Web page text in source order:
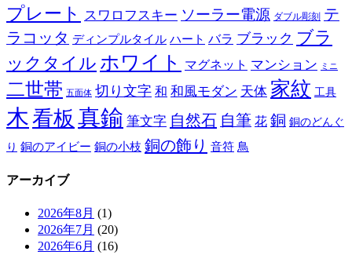
プレート
スワロフスキー ソーラー電源 ダブル彫刻 テ
ラコッタ ディンプルタイル ハート バラ ブラック ブラ
ックタイル ホワイト マグネット マンション ミニ
二世帯 五面体 切り文字 和 和風モダン 天体 家紋 工具
木看板 真鍮 筆文字 自然石 自筆 花 銅 銅のどんぐ
り 銅のアイビー 銅の小枝 銅の飾り 音符 鳥
アーカイブ
2026年8月 (1)
2026年7月 (20)
2026年6月 (16)